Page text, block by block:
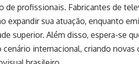
de profissionais. Fabricantes de
expandir sua atuação, enquanto
superior. Além disso, espera-se
internacional, criando novas